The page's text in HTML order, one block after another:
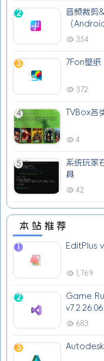
2
音频裁剪
（
354
3 7Fon壁纸
372
4 TVBox各
4
5
系统玩家
具
42
本站推荐
1 EditPlus
1,769
2
Game
683
3 Autodesk